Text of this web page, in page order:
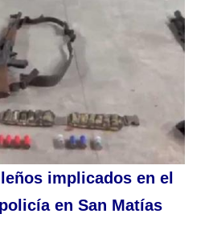
implicados en el
en San Matías